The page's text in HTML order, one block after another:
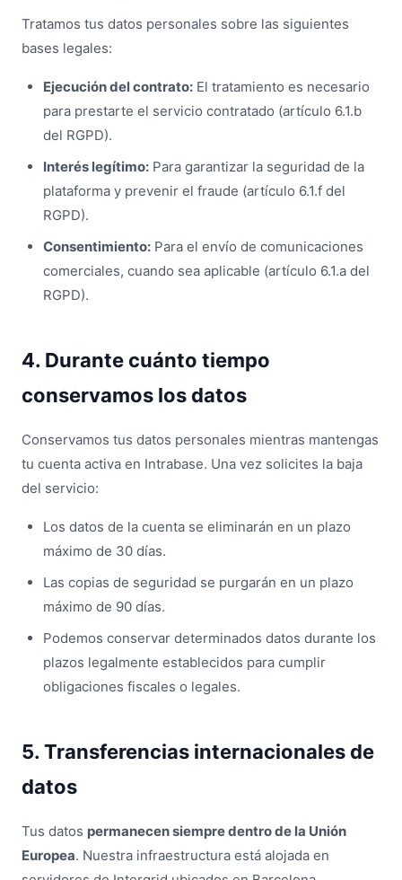
Tratamos tus datos personales sobre las siguientes
bases legales:
Ejecución del contrato: El tratamiento es necesario
para prestarte el servicio contratado (artículo 6.1.b
del RGPD).
Interés legítimo: Para garantizar la seguridad de la
plataforma y prevenir el fraude (artículo 6.1.f del
RGPD).
Consentimiento: Para el envío de comunicaciones
comerciales, cuando sea aplicable (artículo 6.1.a del
RGPD).
4. Durante cuánto tiempo
conservamos los datos
Conservamos tus datos personales mientras mantengas
tu cuenta activa en Intrabase. Una vez solicites la baja
del servicio:
Los datos de la cuenta se eliminarán en un plazo
máximo de 30 días.
Las copias de seguridad se purgarán en un plazo
máximo de 90 días.
Podemos conservar determinados datos durante los
plazos legalmente establecidos para cumplir
obligaciones fiscales o legales.
5. Transferencias internacionales de
datos
Tus datos permanecen siempre dentro de la Unión
Europea. Nuestra infraestructura está alojada en